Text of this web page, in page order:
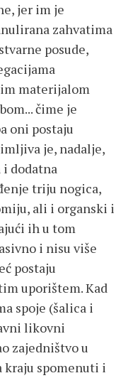
jer im je
zahvatima
posude,
materijalom
čime je
oni postaju
je, nadalje,
dodatna
triju nogica,
ali i organski i
ih u tom
i nisu više
postaju
uporištem. Kad
spoje (šalica i
likovni
zajedništvo u
kraju spomenuti i